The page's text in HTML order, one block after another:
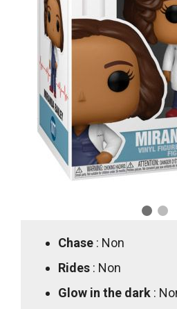
Chase : Non
Rides : Non
Glow in the dark :